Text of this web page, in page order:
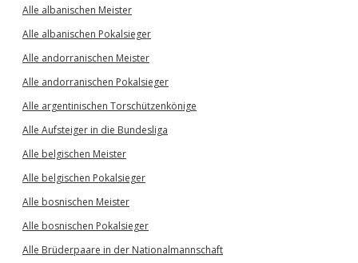
Alle albanischen Meister
Alle albanischen Pokalsieger
Alle andorranischen Meister
Alle andorranischen Pokalsieger
Alle argentinischen Torschützenkönige
Alle Aufsteiger in die Bundesliga
Alle belgischen Meister
Alle belgischen Pokalsieger
Alle bosnischen Meister
Alle bosnischen Pokalsieger
Alle Brüderpaare in der Nationalmannschaft